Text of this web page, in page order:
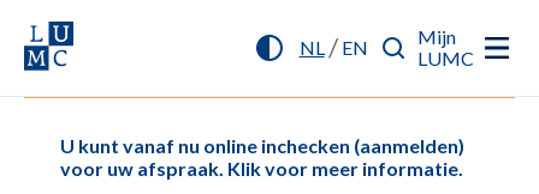
NL/ EN
Mijn
LUMC
U kunt vanaf nu online inchecken (aanmelden)
voor uw afspraak. Klik voor meer informatie.